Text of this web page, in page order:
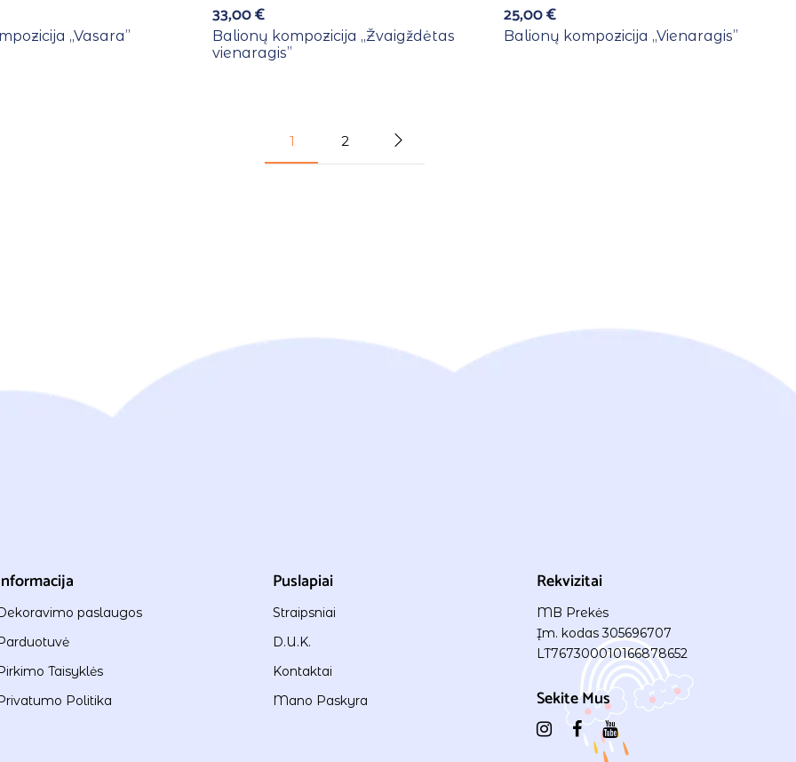
,,Vasara”
33,00€
Balionų kompozicija ,,Žvaigždėtas
vienaragis”
25,00€
Balionų kompozicija ,,Vienaragis”
1 2
paslaugos
Taisyklės
Politika
Puslapiai
Straipsniai
D.U.K.
Kontaktai
Mano Paskyra
Rekvizitai
MB Prekės
Įm. kodas 305696707
LT767300010166878652
Sekite Mus